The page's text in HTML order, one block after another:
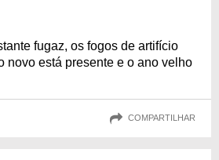
fugaz, os fogos de artifício
novo está presente e o ano velho
COMPARTILHAR